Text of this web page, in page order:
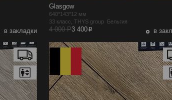
в закладки
Glasgow
640*143*12 мм
33 класс, THYS group Бельгия
4 000 Р3 400p в